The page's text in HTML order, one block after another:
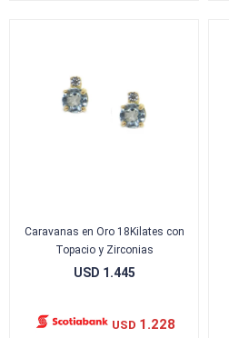
Caravanas en Oro 18Kilates con
Topacio y Zirconias
USD 1.445
USD 1.228